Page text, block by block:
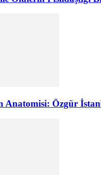
Anatomisi: Özgür